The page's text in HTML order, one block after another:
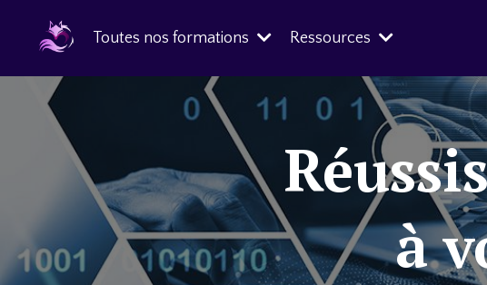
Toutes nos formations Ressources
à